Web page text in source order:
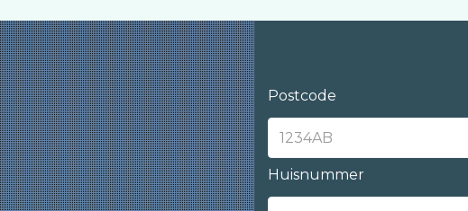
Postcode
Huisnummer